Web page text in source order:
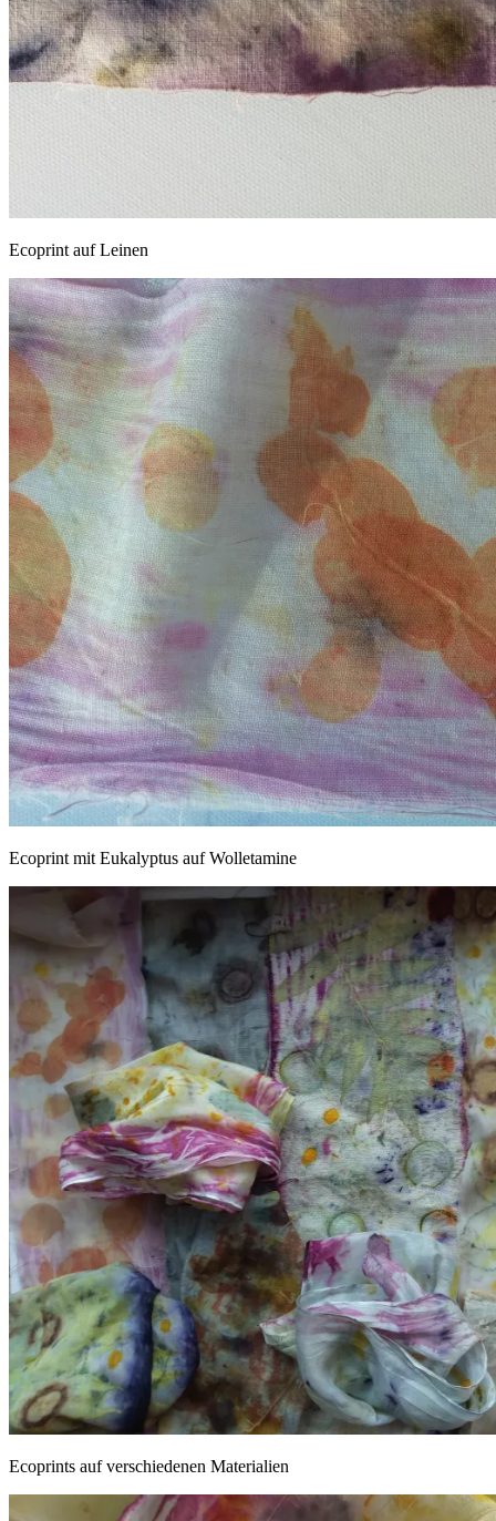
Ecoprint auf Leinen
Ecoprint mit Eukalyptus auf Wolletamine
Ecoprints auf verschiedenen Materialien